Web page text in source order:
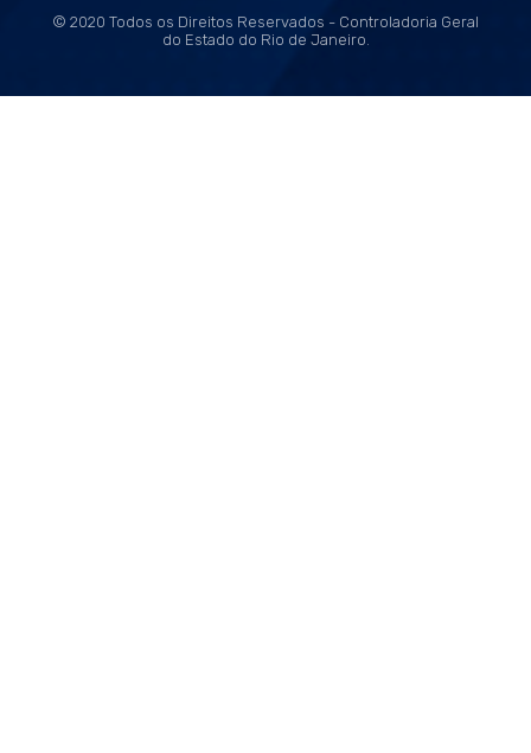
© 2020 Todos os Direitos Reservados - Controladoria Geral
do Estado do Rio de Janeiro.